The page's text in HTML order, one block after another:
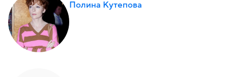
Полина Кутепова